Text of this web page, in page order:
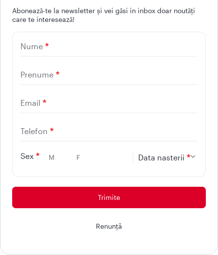
Prenume
Email
Telefon
catre Reteaua de sanatate REGINA MARIA in legatura cu serviciile medicale
Aboneazǎ-te la newsletter și vei gǎsi in inbox doar noutǎți
care te intereseazǎ!
Nume
Prenume
Email
Telefon
Sex M F Data nasterii
Renunţă
Ai nevoie de ajutor? Discuta cu